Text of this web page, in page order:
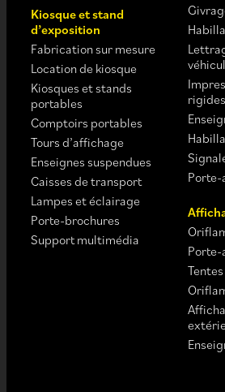
Kiosque et stand
d’exposition
Fabrication sur mesure
Location de kiosque
Kiosques et stands
portables
Comptoirs portables
Tours d’affichage
Enseignes suspendues
Caisses de transport
Lampes et éclairage
Porte-brochures
Support multimédia
rigides